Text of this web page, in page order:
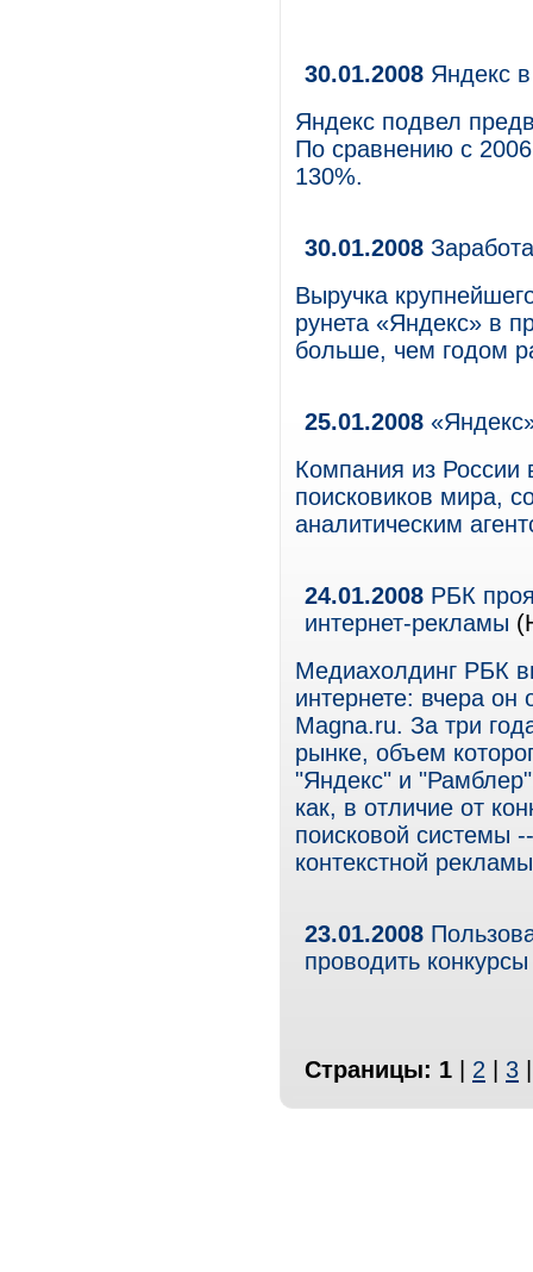
30.01.2008 Яндекс
Яндекс подвел
По сравнению с
130%.
30.01.2008
Выручка
рунета «Яндекс» в
больше, чем годом
25.01.2008
Компания из России
поисковиков мира,
аналитическим
24.01.2008 РБК
интернет-рекламы
Медиахолдинг РБК
интернете: вчера он
Magna.ru. За три
рынке, объем
"Яндекс" и
как, в отличие от
поисковой системы
контекстной
23.01.2008
проводить конкурсы
Страницы: 1 2 3